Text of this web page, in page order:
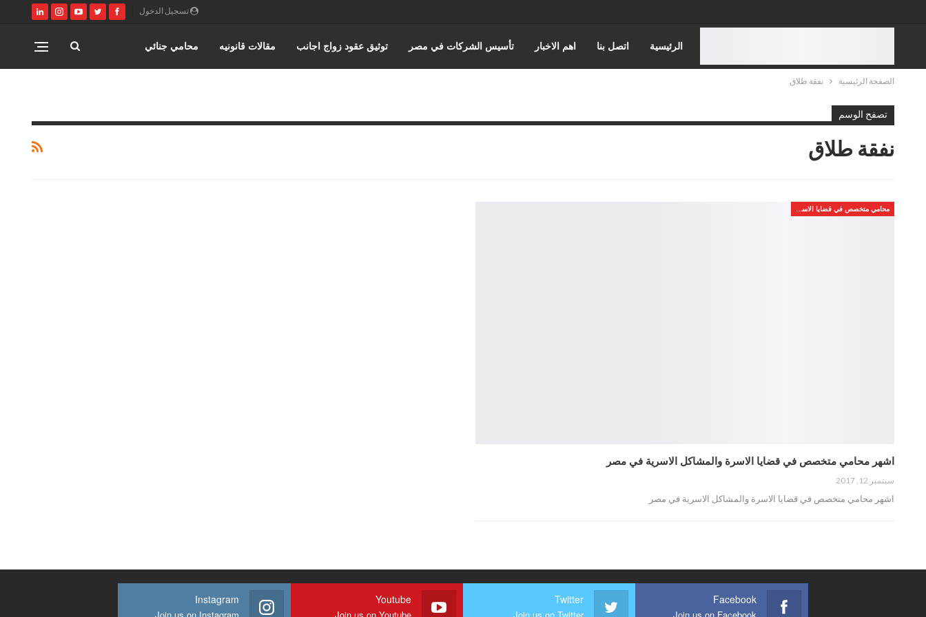
تسجيل الدخول
الرئيسية اتصل بنا اهم الاخبار تأسيس الشركات في مصر توثيق عقود زواج اجانب مقالات قانونيه محامي جنائي
الصفحة الرئيسية نفقة طلاق
تصفح الوسم
نفقة طلاق
محامي متخصص في قضايا الاسره
اشهر محامي متخصص في قضايا الاسرة والمشاكل الاسرية في مصر
سبتمبر 12, 2017
اشهر محامي متخصص في قضايا الاسرة والمشاكل الاسرية في مصر
Facebook
Twitter
Youtube
Instagram